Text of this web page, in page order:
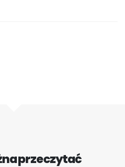
przeczytać